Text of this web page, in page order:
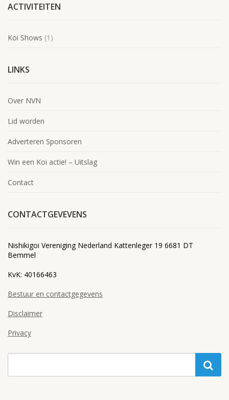
ACTIVITEITEN
Koi Shows (1)
LINKS
Over NVN
Lid worden
Adverteren Sponsoren
Win een Koi actie! – Uitslag
Contact
CONTACTGEVEVENS
Nishikigoi Vereniging Nederland Kattenleger 19 6681 DT
Bemmel
KvK: 40166463
Bestuur en contactgegevens
Disclaimer
Privacy